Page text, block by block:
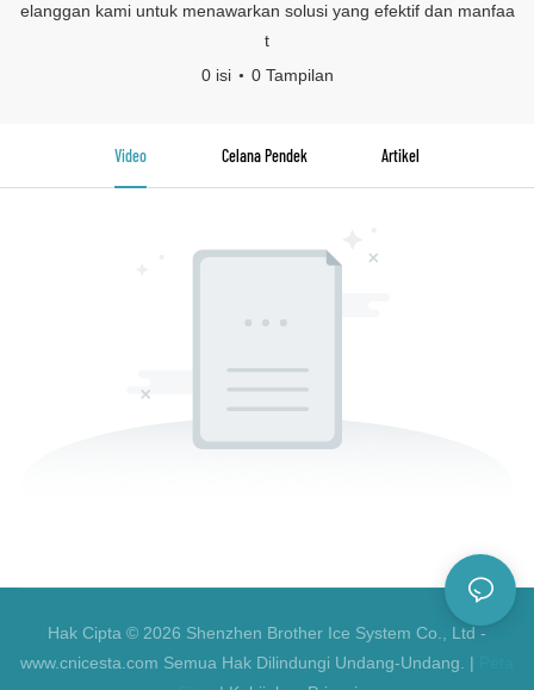
elanggan kami untuk menawarkan solusi yang efektif dan manfaa
t
0 isi
0 Tampilan
Video Celana Pendek Artikel
Hak Cipta © 2026 Shenzhen Brother Ice System Co., Ltd -
www.cnicesta.com Semua Hak Dilindungi Undang-Undang. |